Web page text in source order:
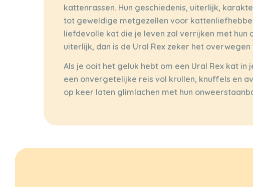
kattenrassen. Hun geschiedenis, uiterlijk,
tot geweldige metgezellen voor
liefdevolle kat die je leven zal verrijken met
uiterlijk, dan is de Ural Rex zeker het overwegen
Als je ooit het geluk hebt om een Ural Rex kat
een onvergetelijke reis vol krullen, knuffels en
op keer laten glimlachen met hun